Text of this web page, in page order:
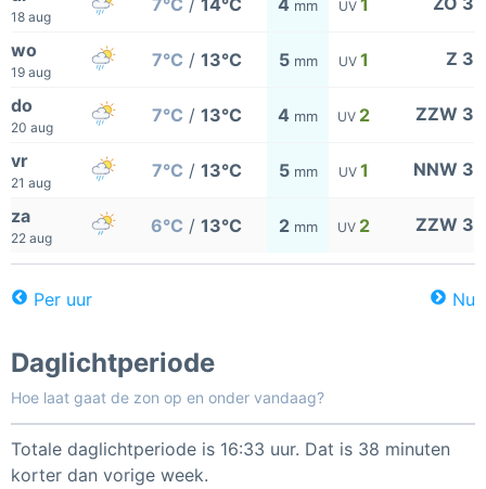
18 aug
7°C / 14°C 4 mm UV 1
wo
19 aug
7°C / 13°C 5 mm UV 1 Z 3
do
20 aug
7°C / 13°C 4 mm UV 2 ZZW 3
vr
21 aug
7°C / 13°C 5 mm UV 1 NNW 3
za
22 aug
6°C / 13°C 2 mm UV 2 ZZW 3
Per uur Nu
Daglichtperiode
Hoe laat gaat de zon op en onder vandaag?
Totale daglichtperiode is 16:33 uur. Dat is 38 minuten
korter dan vorige week.